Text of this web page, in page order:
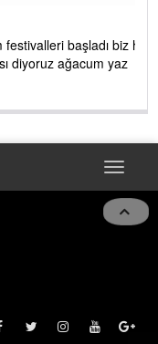
başladı biz halk
ağacum yaz
Toggle